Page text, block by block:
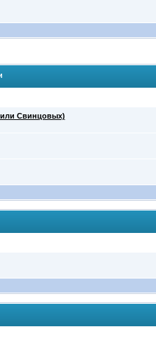
или Свинцовых)